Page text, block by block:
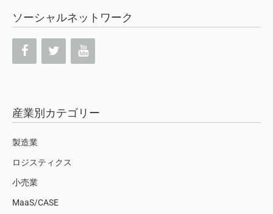
ソーシャルネットワーク
産業別カテゴリー
製造業
ロジスティクス
小売業
MaaS/CASE